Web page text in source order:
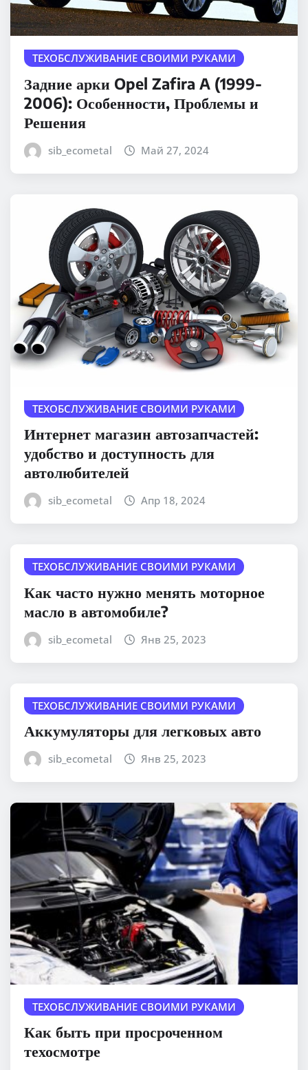
ТЕХОБСЛУЖИВАНИЕ СВОИМИ РУКАМИ
Задние арки Opel Zafira A (1999-
2006): Особенности, Проблемы и
Решения
sib_ecometal Май 27, 2024
ТЕХОБСЛУЖИВАНИЕ СВОИМИ РУКАМИ
Интернет магазин автозапчастей:
удобство и доступность для
автолюбителей
sib_ecometal Апр 18, 2024
ТЕХОБСЛУЖИВАНИЕ СВОИМИ РУКАМИ
Как часто нужно менять моторное
масло в автомобиле?
sib_ecometal Янв 25, 2023
ТЕХОБСЛУЖИВАНИЕ СВОИМИ РУКАМИ
Аккумуляторы для легковых авто
sib_ecometal Янв 25, 2023
ТЕХОБСЛУЖИВАНИЕ СВОИМИ РУКАМИ
Как быть при просроченном
техосмотре